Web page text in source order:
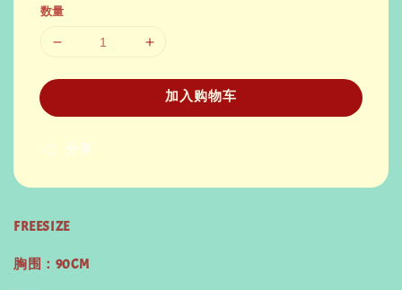
数量
加入购物车
分享
FREESIZE
胸围：90CM